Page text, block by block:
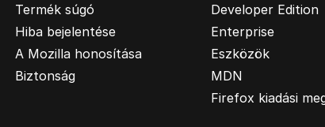
Termék súgó
Hiba bejelentése
A Mozilla honosítása
Biztonság
Developer Edition
Enterprise
Eszközök
MDN
Firefox kiadási